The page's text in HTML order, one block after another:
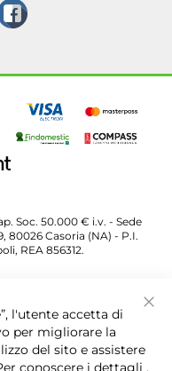
Soc. 50.000 € i.v. - Sede
80026 Casoria (NA) - P.I.
REA 856312.
l'utente accetta di
per migliorare la
del sito e assistere
conoscere i dettagli ,